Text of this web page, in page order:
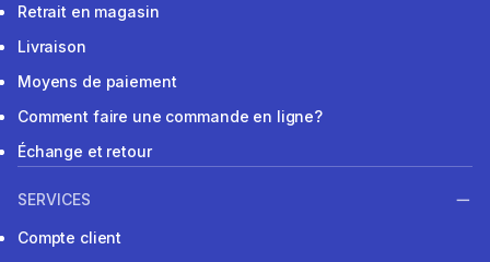
Retrait en magasin
Livraison
Moyens de paiement
Comment faire une commande en ligne?
Échange et retour
SERVICES
Compte client